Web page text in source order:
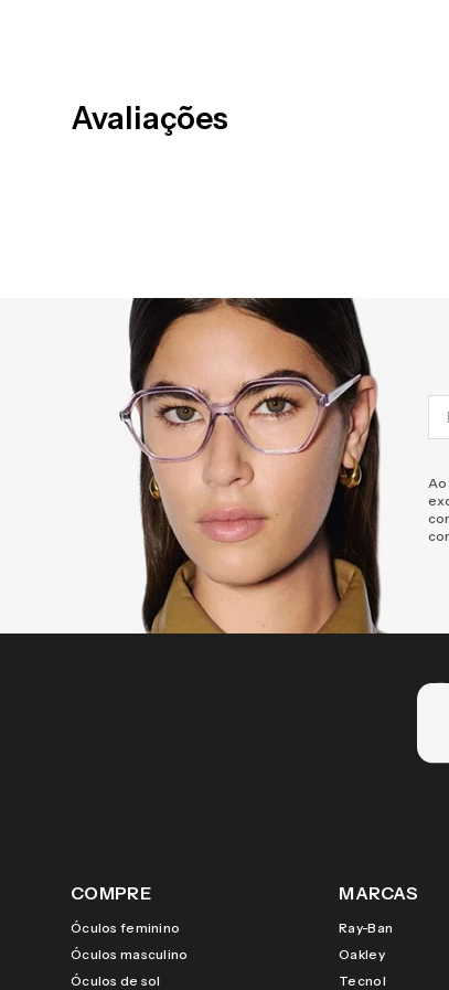
Avaliações
COMPRE
Óculos feminino
Óculos masculino
Óculos de sol
MARCAS
Ray-Ban
Oakley
Tecnol